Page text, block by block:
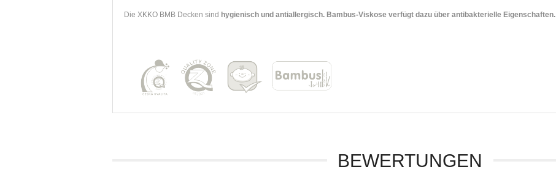
Die XKKO BMB Decken sind hygienisch und antiallergisch. Bambus-Viskose verfügt dazu über antibakterielle Eigenschaften.
BEWERTUNGEN